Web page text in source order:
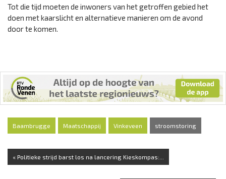
Tot die tijd moeten de inwoners van het getroffen gebied het
doen met kaarslicht en alternatieve manieren om de avond
door te komen.
Baambrugge Maatschappij Vinkeveen stroomstoring
« Politieke strijd barst los na lancering Kieskompas:...